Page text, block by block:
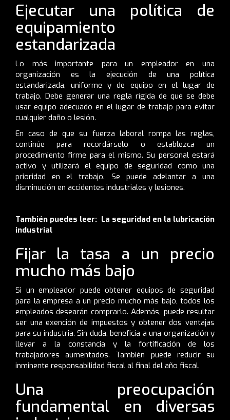
Ejecutar una política de
equipamiento
estandarizada
Lo más importante para un empleador en una
organización es la ejecución de una política
estandarizada, uniforme y de equipo en el lugar de
trabajo. Debe generar una regla rígida de que se debe
usar equipo adecuado en el lugar de trabajo para evitar
cualquier daño o lesión.
En caso de que su fuerza laboral rompa las reglas,
continúe para recordárselo o establezca un
procedimiento firme para el mismo. Su personal estará
activo y utilizará el equipo de seguridad como una
prioridad en el trabajo. Se puede adelantar a una
disminución en accidentes industriales y lesiones.
También puedes leer: La seguridad en la lubricación
industrial
Fijar la tasa a un precio
mucho más bajo
Si un empleador puede obtener equipos de seguridad
para la empresa a un precio mucho más bajo, todos los
empleados desearán comprarlo. Además, puede resultar
ser una exención de impuestos y obtener dos ventajas
para su industria. Sin duda, beneficia a una organización y
llevar a la constancia y la fortificación de los
trabajadores aumentados. También puede reducir su
inminente responsabilidad fiscal al final del año fiscal.
Una preocupación
fundamental en diversas